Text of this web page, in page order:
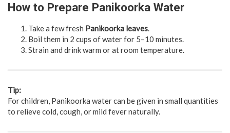
How to Prepare Panikoorka Water
Take a few fresh Panikoorka leaves.
Boil them in 2 cups of water for 5–10 minutes.
Strain and drink warm or at room temperature.
Tip:
For children, Panikoorka water can be given in small quantities
to relieve cold, cough, or mild fever naturally.